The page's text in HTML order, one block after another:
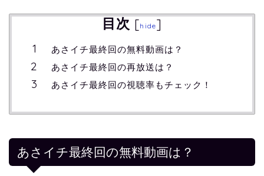
目次 [hide]
あさイチ最終回の無料動画は？
あさイチ最終回の再放送は？
あさイチ最終回の視聴率もチェック！
あさイチ最終回の無料動画は？